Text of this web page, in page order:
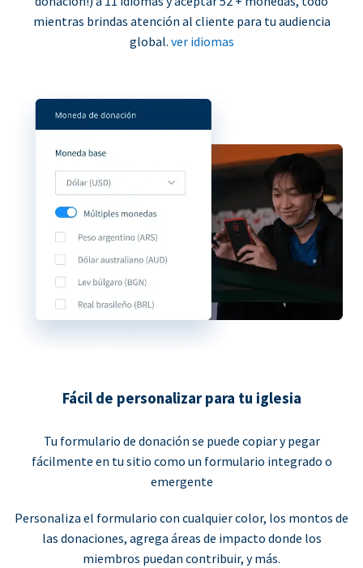
mientras brindas atención al cliente para tu audiencia
global. ver idiomas
Fácil de personalizar para tu iglesia
Tu formulario de donación se puede copiar y pegar
fácilmente en tu sitio como un formulario integrado o
emergente
Personaliza el formulario con cualquier color, los montos de
las donaciones, agrega áreas de impacto donde los
miembros puedan contribuir, y más.